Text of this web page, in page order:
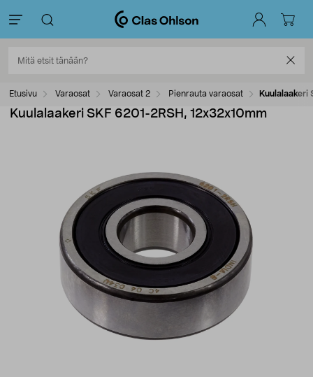
Etusivu Varaosat Varaosat 2 Pienrauta varaosat Kuulalaakeri
Kuulalaakeri SKF 6201-2RSH, 12x32x10mm